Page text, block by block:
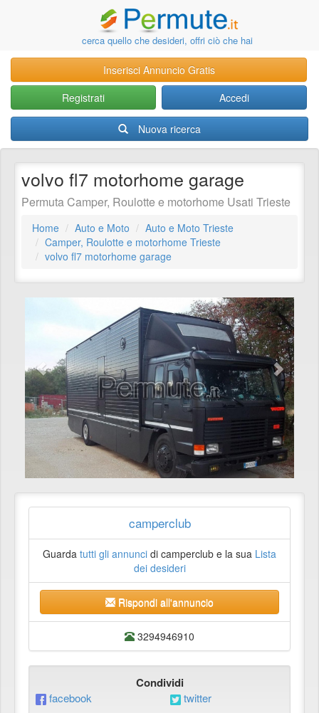
cerca quello che desideri, offri ciò che hai
Inserisci Annuncio Gratis
Registrati
Accedi
Nuova ricerca
volvo fl7 motorhome garage
Permuta Camper, Roulotte e motorhome Usati Trieste
Home Auto e Moto
Auto e Moto Trieste
Camper, Roulotte e motorhome Trieste
volvo fl7 motorhome garage
camperclub
Guarda tutti gli annunci di camperclub e la sua Lista
dei desideri
Rispondi all'annuncio
3294946910
Condividi
facebook
twitter